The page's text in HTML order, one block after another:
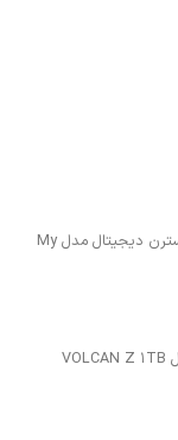
هارددیسک اکسترنال 24 ترابایت وسترن دیجیتال مدل My
اس اس دی اینترنال تیم گروپ مدل VOLCAN Z 1TB